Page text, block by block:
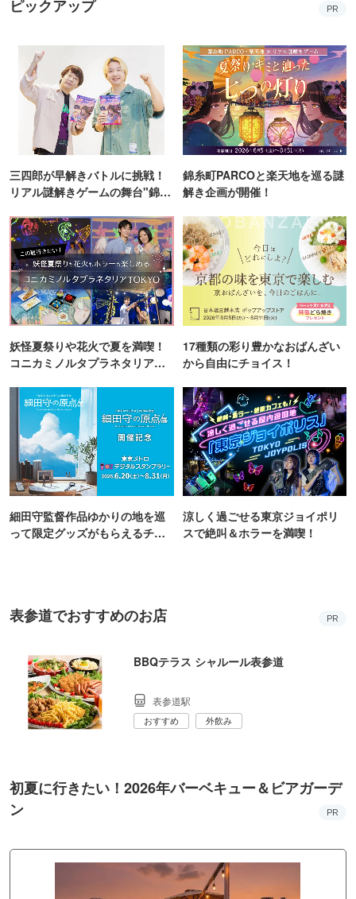
ピックアップ PR
三四郎が早解きバトルに挑戦！
リアル謎解きゲームの舞台"錦糸
錦糸町PARCOと楽天地を巡る謎
解き企画が開催！
妖怪夏祭りや花火で夏を満喫！
コニカミノルタプラネタリア
17種類の彩り豊かなおばんざい
から自由にチョイス！
細田守監督作品ゆかりの地を巡
って限定グッズがもらえるチャ
涼しく過ごせる東京ジョイポリ
スで絶叫＆ホラーを満喫！
表参道でおすすめのお店 PR
BBQテラス シャルール表参道
表参道駅
おすすめ 外飲み
初夏に行きたい！2026年バーベキュー＆ビアガーデ
ン
PR